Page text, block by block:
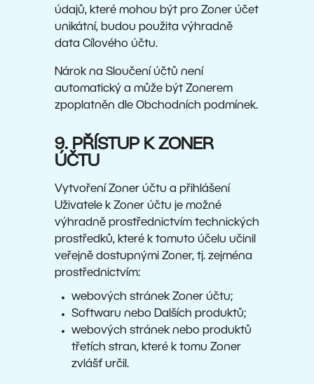
údajů, které mohou být pro Zoner účet
unikátní, budou použita výhradně
data Cílového účtu.
Nárok na Sloučení účtů není
automatický a může být Zonerem
zpoplatněn dle Obchodních podmínek.
9. PŘÍSTUP K ZONER
ÚČTU
Vytvoření Zoner účtu a přihlášení
Uživatele k Zoner účtu je možné
výhradně prostřednictvím technických
prostředků, které k tomuto účelu učinil
veřejně dostupnými Zoner, tj. zejména
prostřednictvím:
webových stránek Zoner účtu;
Softwaru nebo Dalších produktů;
webových stránek nebo produktů
třetích stran, které k tomu Zoner
zvlášť určil.